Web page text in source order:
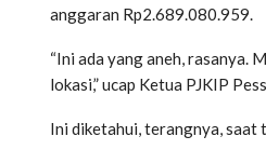
anggaran Rp2.689.080.959.
“Ini ada yang aneh, rasanya.
lokasi,” ucap Ketua PJKIP
Ini diketahui, terangnya, saat